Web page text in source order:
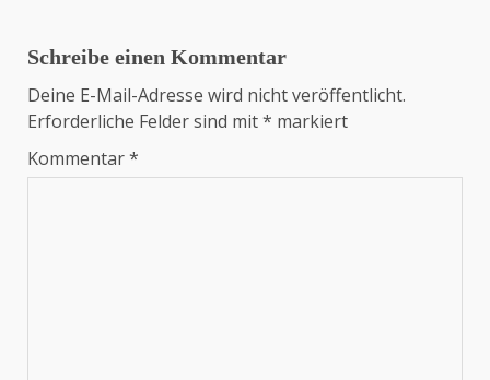
Schreibe einen Kommentar
Deine E-Mail-Adresse wird nicht veröffentlicht.
Erforderliche Felder sind mit* markiert
Kommentar*